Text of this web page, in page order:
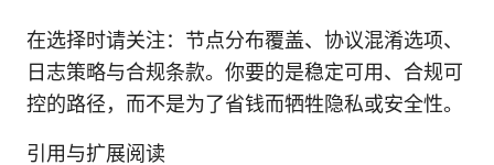
在选择时请关注：节点分布覆盖、协议混淆选项、
日志策略与合规条款。你要的是稳定可用、合规可
控的路径，而不是为了省钱而牺牲隐私或安全性。
引用与扩展阅读